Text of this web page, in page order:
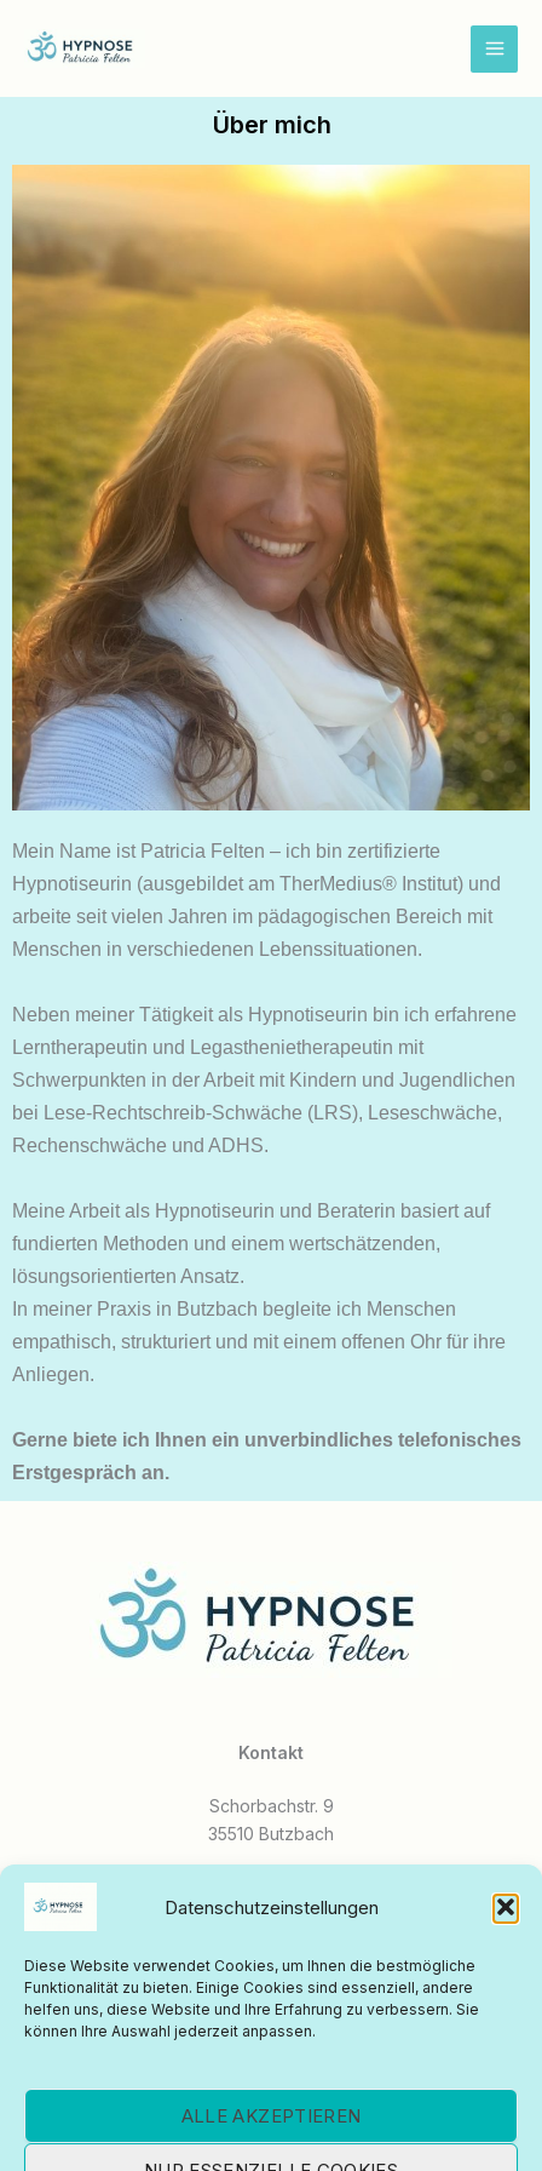
Datenschutzeinstellungen
Diese Website verwendet Cookies, um Ihnen die bestmögliche
Funktionalität zu bieten. Einige Cookies sind essenziell, andere
helfen uns, diese Website und Ihre Erfahrung zu verbessern. Sie
können Ihre Auswahl jederzeit anpassen.
ALLE AKZEPTIEREN
Inhalt
springen
Über mich
Mein Name ist Patricia Felten – ich bin zertifizierte
Hypnotiseurin (ausgebildet am TherMedius® Institut) und
arbeite seit vielen Jahren im pädagogischen Bereich mit
Menschen in verschiedenen Lebenssituationen.
Neben meiner Tätigkeit als Hypnotiseurin bin ich erfahrene
Lerntherapeutin und Legasthenietherapeutin mit
Schwerpunkten in der Arbeit mit Kindern und Jugendlichen
bei Lese-Rechtschreib-Schwäche (LRS), Leseschwäche,
Rechenschwäche und ADHS.
Meine Arbeit als Hypnotiseurin und Beraterin basiert auf
fundierten Methoden und einem wertschätzenden,
lösungsorientierten Ansatz.
In meiner Praxis in Butzbach begleite ich Menschen
empathisch, strukturiert und mit einem offenen Ohr für ihre
Anliegen.
Gerne biete ich Ihnen ein unverbindliches telefonisches
Erstgespräch an.
Kontakt
Schorbachstr. 9
35510 Butzbach
info@hypnosepraxis-felten.de
Instagram: @hypnosepraxis_butzbach